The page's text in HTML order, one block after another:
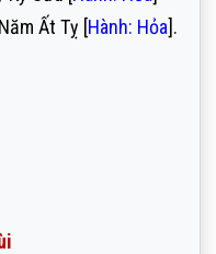
Ất Tỵ [Hành: Hỏa].